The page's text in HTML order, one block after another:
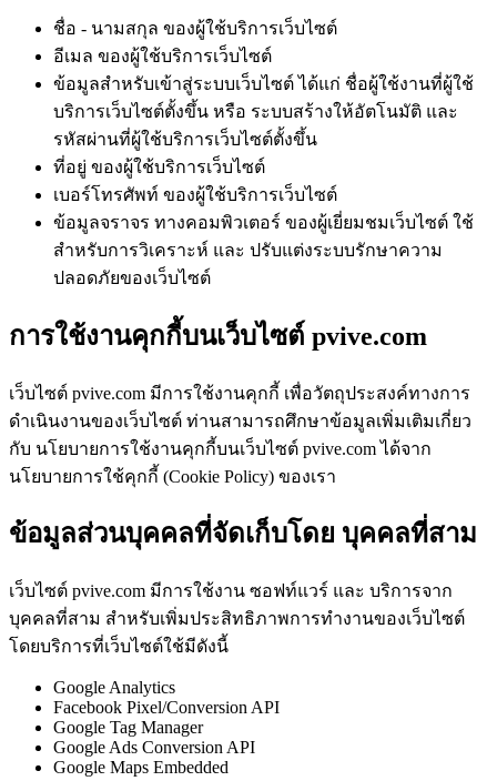
ชื่อ - นามสกุล ของผู้ใช้บริการเว็บไซต์
อีเมล ของผู้ใช้บริการเว็บไซต์
ข้อมูลสำหรับเข้าสู่ระบบเว็บไซต์ ได้แก่ ชื่อผู้ใช้งานที่ผู้ใช้
บริการเว็บไซต์ตั้งขึ้น หรือ ระบบสร้างให้อัตโนมัติ และ
รหัสผ่านที่ผู้ใช้บริการเว็บไซต์ตั้งขึ้น
ที่อยู่ ของผู้ใช้บริการเว็บไซต์
เบอร์โทรศัพท์ ของผู้ใช้บริการเว็บไซต์
ข้อมูลจราจร ทางคอมพิวเตอร์ ของผู้เยี่ยมชมเว็บไซต์ ใช้
สำหรับการวิเคราะห์ และ ปรับแต่งระบบรักษาความ
ปลอดภัยของเว็บไซต์
การใช้งานคุกกี้บนเว็บไซต์ pvive.com
เว็บไซต์ pvive.com มีการใช้งานคุกกี้ เพื่อวัตถุประสงค์ทางการ
ดำเนินงานของเว็บไซต์ ท่านสามารถศึกษาข้อมูลเพิ่มเติมเกี่ยว
กับ นโยบายการใช้งานคุกกี้บนเว็บไซต์ pvive.com ได้จาก
นโยบายการใช้คุกกี้ (Cookie Policy) ของเรา
ข้อมูลส่วนบุคคลที่จัดเก็บโดย บุคคลที่สาม
เว็บไซต์ pvive.com มีการใช้งาน ซอฟท์แวร์ และ บริการจาก
บุคคลที่สาม สำหรับเพิ่มประสิทธิภาพการทำงานของเว็บไซต์
โดยบริการที่เว็บไซต์ใช้มีดังนี้
Google Analytics
Facebook Pixel/Conversion API
Google Tag Manager
Google Ads Conversion API
Google Maps Embedded